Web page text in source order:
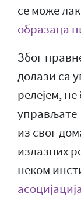
се може
образаца
Због
долази са
релејем,
управљате
из свог
излазних
неком